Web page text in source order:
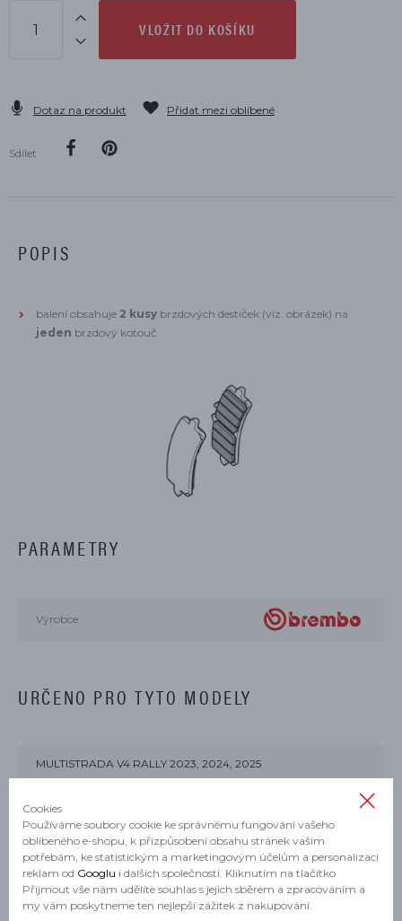
VLOŽIT DO KOŠÍKU
Dotaz na produkt Přidat mezi oblíbené
Sdílet
POPIS
balení obsahuje 2 kusy brzdových destiček (viz. obrázek) na
jeden brzdový kotouč
PARAMETRY
Výrobce:
URČENO PRO TYTO MODELY
MULTISTRADA V4 RALLY 2023, 2024, 2025
MULTISTRADA V4 GRAND TOUR 2024
MULTISTRADA V4 S 2021, 2022, 2023, 2024, 2025, 2026
MULTISTRADA V4 S SPORT 2021, 2022
Cookies
Používáme soubory cookie ke správnému fungování vašeho
oblíbeného e-shopu, k přizpůsobení obsahu stránek vašim
potřebám, ke statistickým a marketingovým účelům a personalizaci
reklam od Googlu i dalších společností. Kliknutím na tlačítko
Přijmout vše nám udělíte souhlas s jejich sběrem a zpracováním a
my vám poskytneme ten nejlepší zážitek z nakupování.